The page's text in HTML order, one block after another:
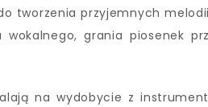
tworzenia przyjemnych
grania piosenek
na wydobycie z